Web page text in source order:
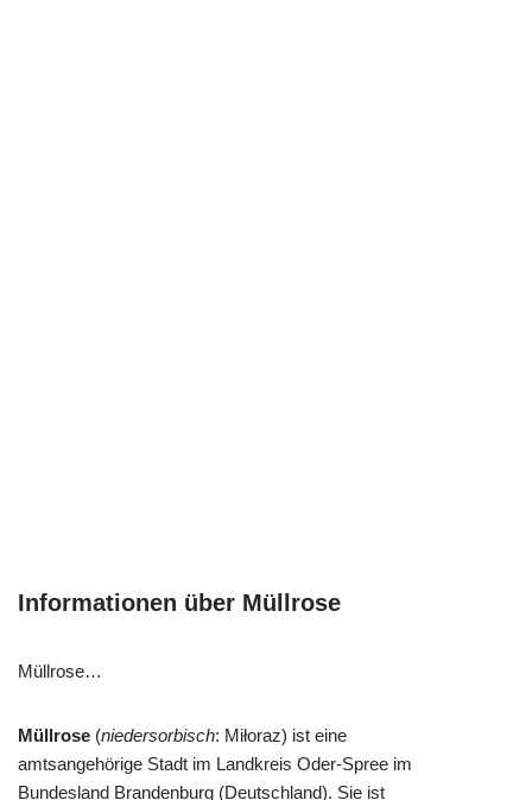
Informationen über Müllrose
Müllrose…
Müllrose (niedersorbisch: Miłoraz) ist eine
amtsangehörige Stadt im Landkreis Oder-Spree im
Bundesland Brandenburg (Deutschland). Sie ist